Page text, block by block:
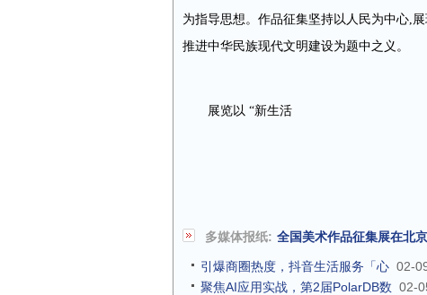
为指导思想。作品征集坚持以人民为中心,
推进中华民族现代文明建设为题中之义。
展览以 “新生活
多媒体报纸: 全国美术作品征集展在北
引爆商圈热度，抖音生活服务「心 02-
聚焦AI应用实战，第2届PolarDB数 02-